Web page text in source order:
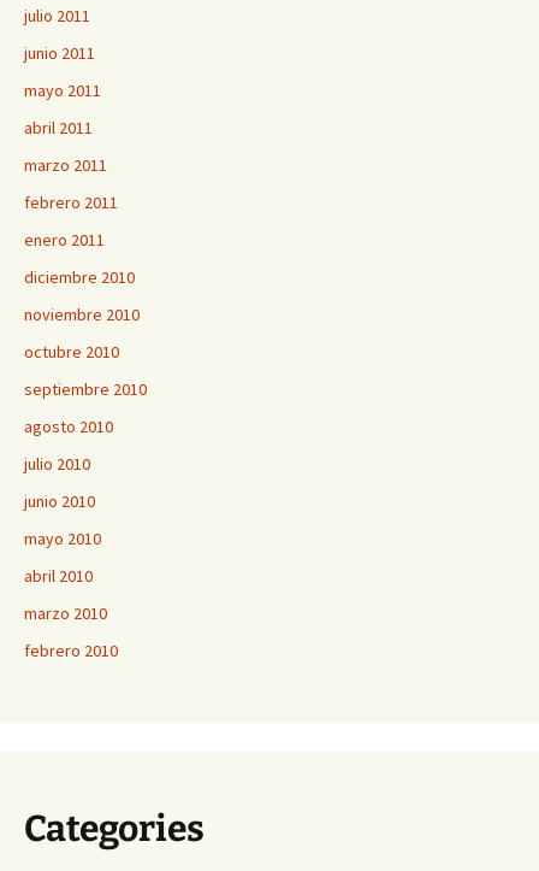
julio 2011
junio 2011
mayo 2011
abril 2011
marzo 2011
febrero 2011
enero 2011
diciembre 2010
noviembre 2010
octubre 2010
septiembre 2010
agosto 2010
julio 2010
junio 2010
mayo 2010
abril 2010
marzo 2010
febrero 2010
Categories